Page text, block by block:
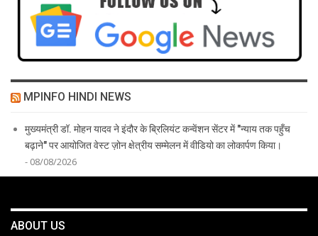
MPINFO HINDI NEWS
मुख्यमंत्री डॉ. मोहन यादव ने इंदौर के ब्रिलियंट कन्वेंशन सेंटर में "न्याय तक पहुँच
बढ़ाने" पर आयोजित वेस्ट ज़ोन क्षेत्रीय सम्मेलन में वीडियो का लोकार्पण किया।
- 08/08/2026
ABOUT US